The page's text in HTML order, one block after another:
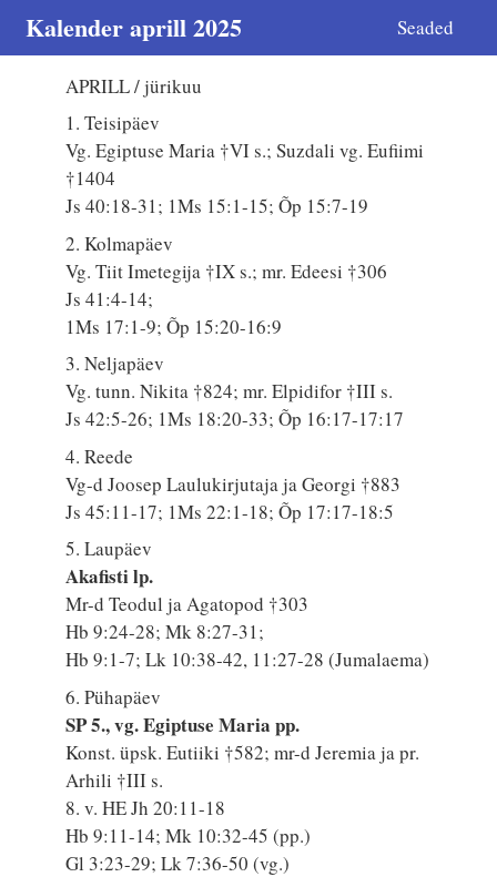
Kalender aprill 2025 Seaded
APRILL / jürikuu
1. Teisipäev
Vg. Egiptuse Maria †VI s.; Suzdali vg. Eufiimi
†1404
Js 40:18-31; 1Ms 15:1-15; Õp 15:7-19
2. Kolmapäev
Vg. Tiit Imetegija †IX s.; mr. Edeesi †306
Js 41:4-14;
1Ms 17:1-9; Õp 15:20-16:9
3. Neljapäev
Vg. tunn. Nikita †824; mr. Elpidifor †III s.
Js 42:5-26; 1Ms 18:20-33; Õp 16:17-17:17
4. Reede
Vg-d Joosep Laulukirjutaja ja Georgi †883
Js 45:11-17; 1Ms 22:1-18; Õp 17:17-18:5
5. Laupäev
Akafisti lp.
Mr-d Teodul ja Agatopod †303
Hb 9:24-28; Mk 8:27-31;
Hb 9:1-7; Lk 10:38-42, 11:27-28 (Jumalaema)
6. Pühapäev
SP 5., vg. Egiptuse Maria pp.
Konst. üpsk. Eutiiki †582; mr-d Jeremia ja pr.
Arhili †III s.
8. v. HE Jh 20:11-18
Hb 9:11-14; Mk 10:32-45 (pp.)
Gl 3:23-29; Lk 7:36-50 (vg.)